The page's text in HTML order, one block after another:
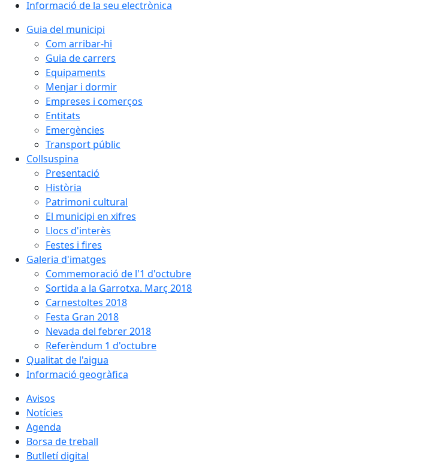
Informació de la seu electrònica
Guia del municipi
Com arribar-hi
Guia de carrers
Equipaments
Menjar i dormir
Empreses i comerços
Entitats
Emergències
Transport públic
Collsuspina
Presentació
Història
Patrimoni cultural
El municipi en xifres
Llocs d'interès
Festes i fires
Galeria d'imatges
Commemoració de l'1 d'octubre
Sortida a la Garrotxa. Març 2018
Carnestoltes 2018
Festa Gran 2018
Nevada del febrer 2018
Referèndum 1 d'octubre
Qualitat de l'aigua
Informació geogràfica
Avisos
Notícies
Agenda
Borsa de treball
Butlletí digital